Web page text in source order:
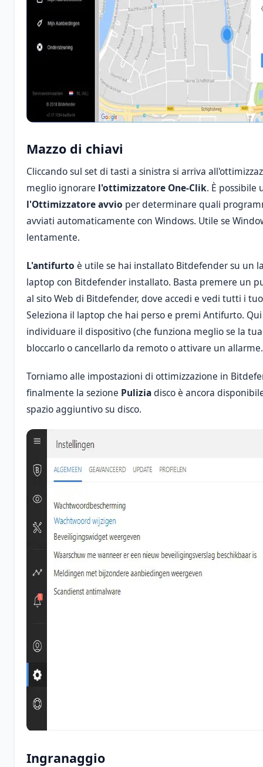
Mazzo di chiavi
Cliccando sul set di tasti a sinistra si arriva
meglio ignorare l'ottimizzatore One-Clik. È possibile
l'Ottimizzatore avvio per determinare quali
avviati automaticamente con Windows. Utile se
lentamente.
L'antifurto è utile se hai installato Bitdefender su un
laptop con Bitdefender installato. Basta premere un
al sito Web di Bitdefender, dove accedi e vedi tutti i
Seleziona il laptop che hai perso e premi Antifurto.
individuare il dispositivo (che funziona meglio se la
bloccarlo o cancellarlo da remoto o attivare un allarme.
Torniamo alle impostazioni di ottimizzazione in
finalmente la sezione Puliziadisco è ancora
spazio aggiuntivo su disco.
Ingranaggio